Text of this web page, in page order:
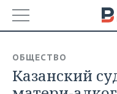
БАШКОРТОСТАН
НОВОСТИ
ОБЩЕСТВО
Казанский